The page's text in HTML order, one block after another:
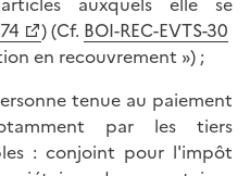
) (Cf. BOI-REC-EVTS-30
en recouvrement ») ;
tenue au paiement
par les tiers
: conjoint pour l'impôt